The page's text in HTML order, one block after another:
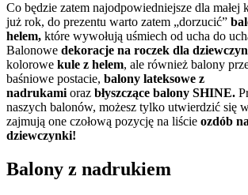
Co będzie zatem najodpowiedniejsze dla małej
już rok, do prezentu warto zatem „dorzucić”
helem, które wywołują uśmiech od ucha do
Balonowe dekoracje na roczek dla
kolorowe kule z helem, ale również balony
baśniowe postacie, balony lateksowe z
nadrukami oraz błyszczące balony SHINE.
naszych balonów, możesz tylko utwierdzić się
zajmują one czołową pozycję na liście ozdób
dziewczynki!
Balony z nadrukiem